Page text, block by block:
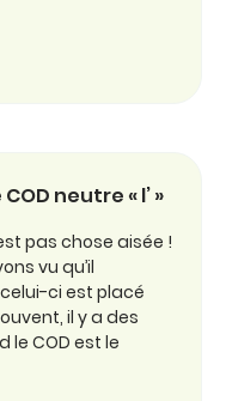
neutre « l’ »
pas chose aisée !
vu qu’il
ci est placé
il y a des
COD est le